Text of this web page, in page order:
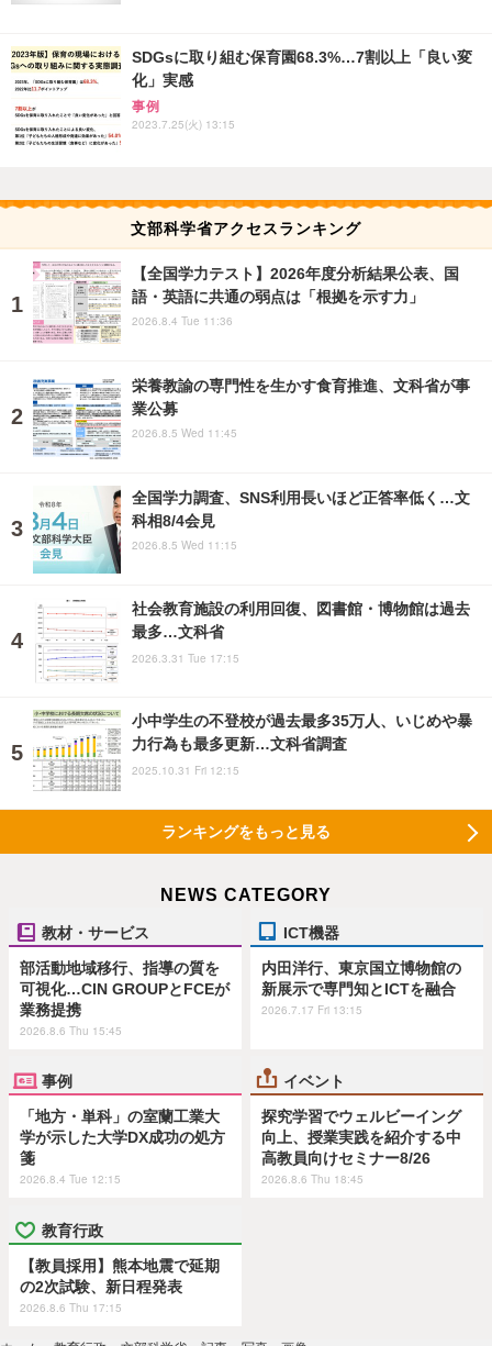
SDGsに取り組む保育園68.3%…7割以上「良い変
化」実感
事例
2023.7.25(火) 13:15
文部科学省アクセスランキング
【全国学力テスト】2026年度分析結果公表、国
語・英語に共通の弱点は「根拠を示す力」
2026.8.4 Tue 11:36
栄養教諭の専門性を生かす食育推進、文科省が事
業公募
2026.8.5 Wed 11:45
全国学力調査、SNS利用長いほど正答率低く…文
科相8/4会見
2026.8.5 Wed 11:15
社会教育施設の利用回復、図書館・博物館は過去
最多…文科省
2026.3.31 Tue 17:15
小中学生の不登校が過去最多35万人、いじめや暴
力行為も最多更新…文科省調査
2025.10.31 Fri 12:15
ランキングをもっと見る
NEWS CATEGORY
教材・サービス
部活動地域移行、指導の質を
可視化…CIN GROUPとFCEが
業務提携
2026.8.6 Thu 15:45
ICT機器
内田洋行、東京国立博物館の
新展示で専門知とICTを融合
2026.7.17 Fri 13:15
事例
「地方・単科」の室蘭工業大
学が示した大学DX成功の処方
箋
2026.8.4 Tue 12:15
イベント
探究学習でウェルビーイング
向上、授業実践を紹介する中
高教員向けセミナー8/26
2026.8.6 Thu 18:45
教育行政
【教員採用】熊本地震で延期
の2次試験、新日程発表
2026.8.6 Thu 17:15